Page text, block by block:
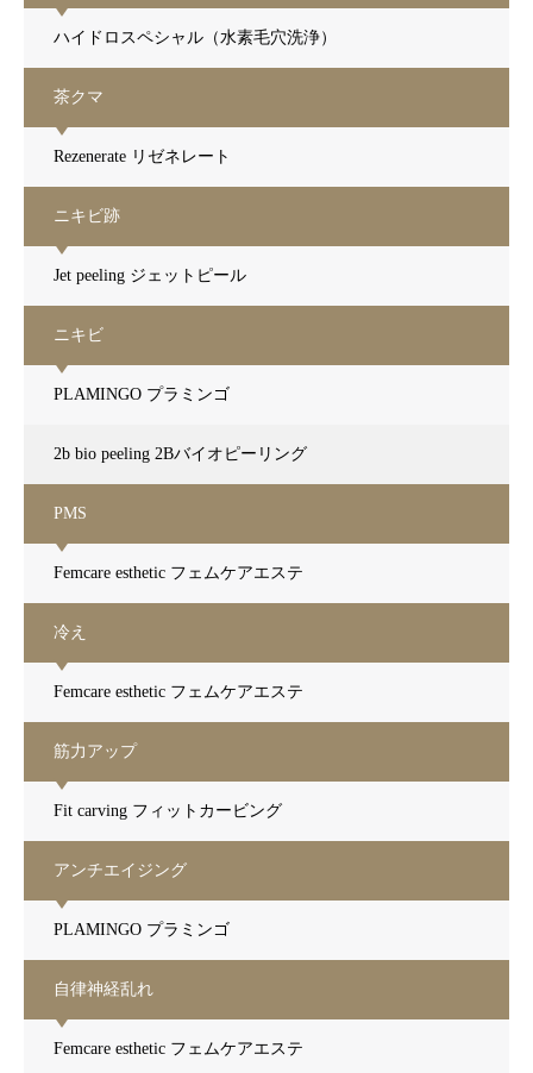
ハイドロスペシャル（水素毛穴洗浄）
茶クマ
Rezenerate リゼネレート
ニキビ跡
Jet peeling ジェットピール
ニキビ
PLAMINGO プラミンゴ
2b bio peeling 2Bバイオピーリング
PMS
Femcare esthetic フェムケアエステ
冷え
Femcare esthetic フェムケアエステ
筋力アップ
Fit carving フィットカービング
アンチエイジング
PLAMINGO プラミンゴ
自律神経乱れ
Femcare esthetic フェムケアエステ